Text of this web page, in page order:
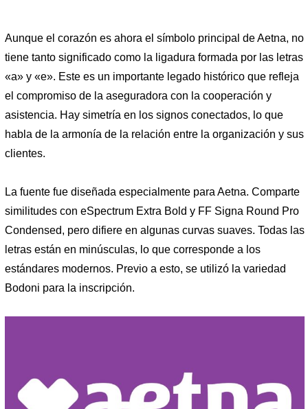
Aunque el corazón es ahora el símbolo principal de Aetna, no
tiene tanto significado como la ligadura formada por las letras
«a» y «e». Este es un importante legado histórico que refleja
el compromiso de la aseguradora con la cooperación y
asistencia. Hay simetría en los signos conectados, lo que
habla de la armonía de la relación entre la organización y sus
clientes.
La fuente fue diseñada especialmente para Aetna. Comparte
similitudes con eSpectrum Extra Bold y FF Signa Round Pro
Condensed, pero difiere en algunas curvas suaves. Todas las
letras están en minúsculas, lo que corresponde a los
estándares modernos. Previo a esto, se utilizó la variedad
Bodoni para la inscripción.